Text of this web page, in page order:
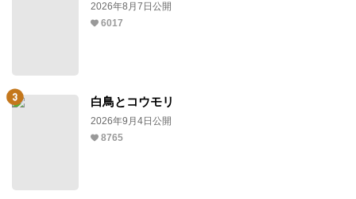
2026年8月7日公開
6017
白鳥とコウモリ
2026年9月4日公開
8765